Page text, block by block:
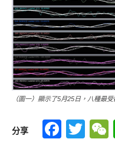
（圖一）顯示了5月25日，八種最
分享